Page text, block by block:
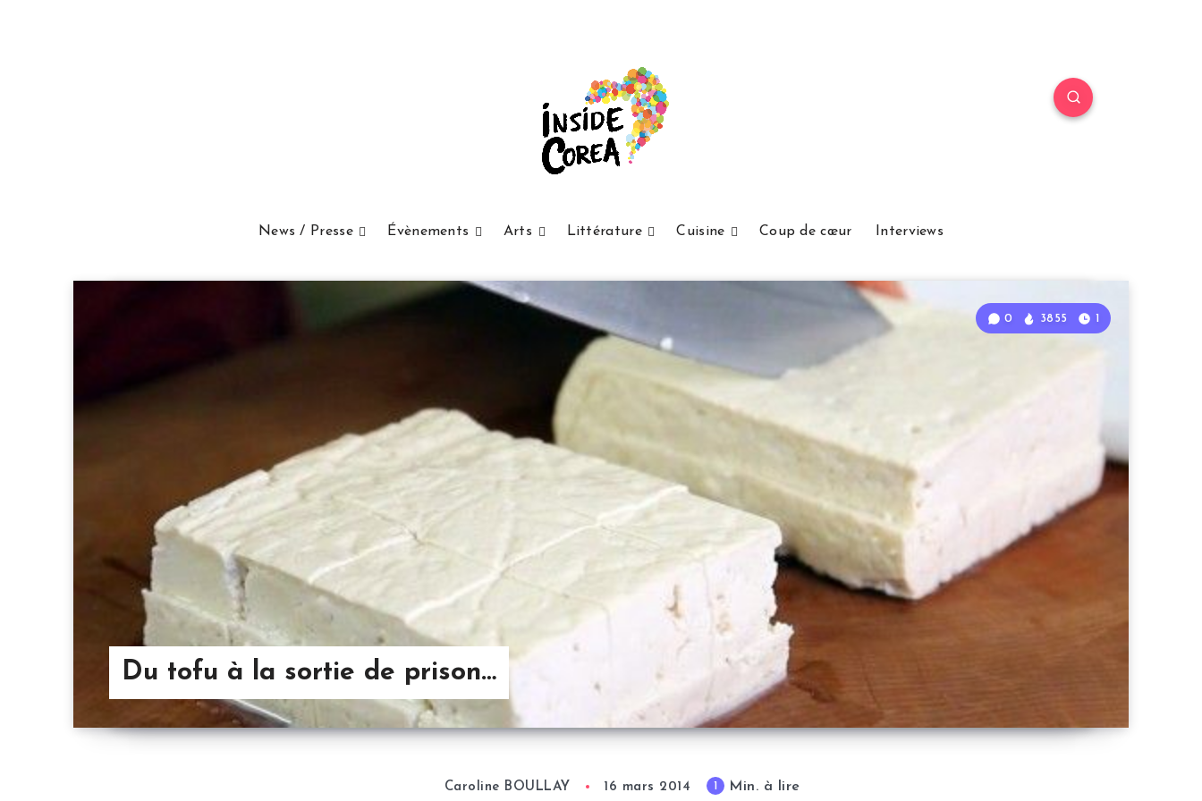
News / Presse Évènements Arts Littérature Cuisine Coup de cœur Interviews
Du tofu à la sortie de prison…
0 3855 1
Caroline BOULLAY 16 mars 2014 Min. à lire